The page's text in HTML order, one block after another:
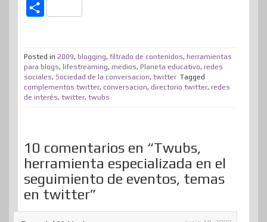
t
e
r
c
b
o
o
e
d
I
e
r
e
a
m
e
o
d
o
i
t
s
A
p
C
p
a
r
r
Posted in 2009, blogging, filtrado de contenidos, herramientas
para blogs, lifestreaming, medios, Planeta educativo, redes
sociales, Sociedad de la conversacion, twitter Tagged
complementos twitter, conversacion, directorio twitter, redes
de interés, twitter, twubs
10 comentarios en “Twubs,
herramienta especializada en el
seguimiento de eventos, temas
en twitter”